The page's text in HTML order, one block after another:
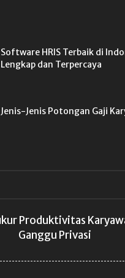
Software HRIS Terbaik di
Lengkap dan Terpercaya
Jenis-Jenis Potongan Gaji
Produktivitas
Ganggu Privasi